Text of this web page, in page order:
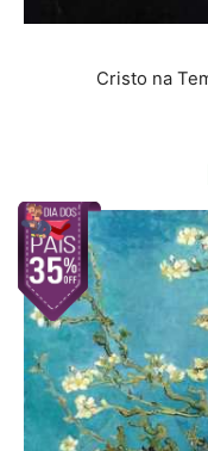
Cristo na